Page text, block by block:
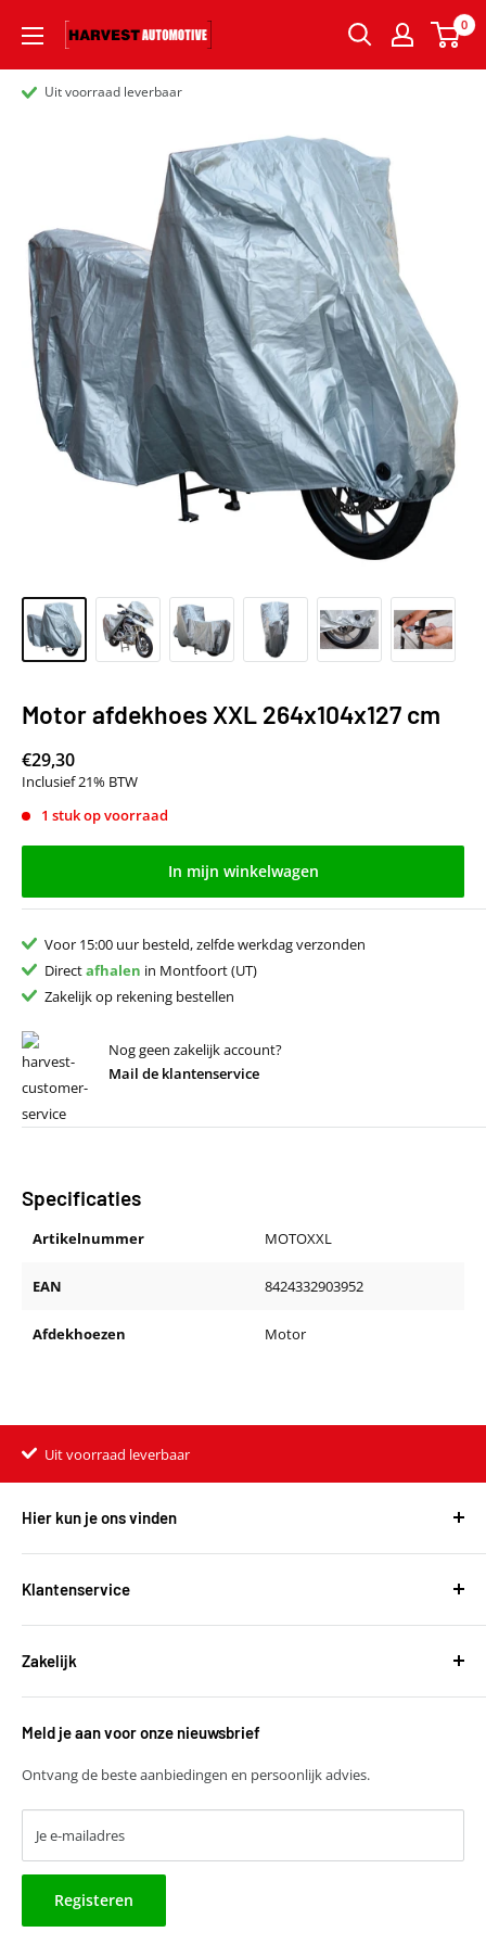
0
Uit voorraad leverbaar
Motor afdekhoes XXL 264x104x127 cm
€29,30
Inclusief 21% BTW
1 stuk op voorraad
In mijn winkelwagen
Voor 15:00 uur besteld, zelfde werkdag verzonden
Directafhalen in Montfoort (UT)
Zakelijk op rekening bestellen
Nog geen zakelijk account?
Mail de klantenservice
Specificaties
Artikelnummer MOTOXXL
EAN 8424332903952
Afdekhoezen Motor
Uit voorraad leverbaar
Hier kun je ons vinden
Harvest Automotive B.V.
De Wel 34a
BTW: NL850118931B01
T+31 (0)30 6777775
Everkoop@harvestbv.nl
Klantenservice
Over ons
Bestellen en leveringen
Zakelijk
Zakelijke klant worden
Samenwerkingsmogelijkheden
Meld je aan voor onze nieuwsbrief
Ontvang de beste aanbiedingen en persoonlijk advies.
Je e-mailadres
Registeren